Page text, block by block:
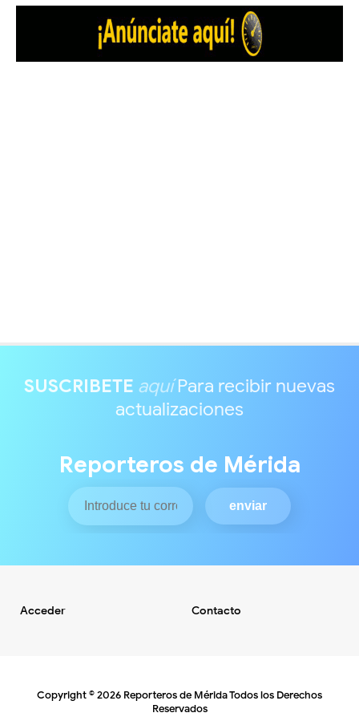
SUSCRIBETE aquíPara recibir nuevas
actualizaciones
Reporteros de Mérida
Acceder Contacto
Copyright ©2026 Reporteros de MéridaTodos los Derechos
Reservados